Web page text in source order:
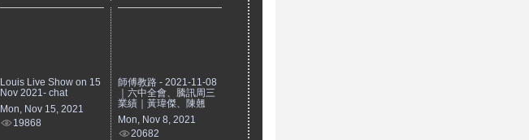
Louis Live Show on 15
Nov 2021- chat
Mon, Nov 15, 2021
19868
師傅教路 - 2021-11-08
｜六中全會、騰訊周三
業績｜黃瑋傑、陳翹
Mon, Nov 8, 2021
20682